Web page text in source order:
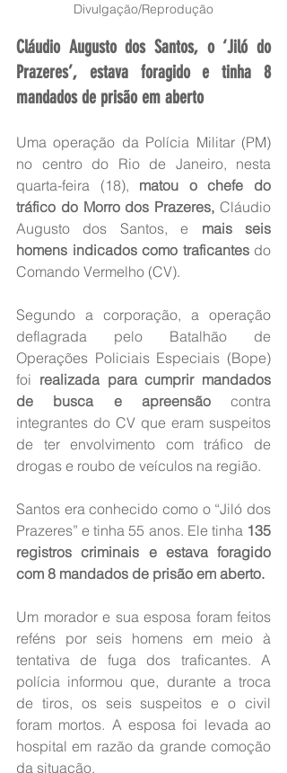
Divulgação/Reprodução
Cláudio Augusto dos Santos, o ‘Jiló do
Prazeres’, estava foragido e tinha 8
mandados de prisão em aberto
Uma operação da Polícia Militar (PM)
no centro do Rio de Janeiro, nesta
quarta-feira (18), matou o chefe do
tráfico do Morro dos Prazeres, Cláudio
Augusto dos Santos, e mais seis
homens indicados como traficantes do
Comando Vermelho (CV).
Segundo a corporação, a operação
deflagrada pelo Batalhão de
Operações Policiais Especiais (Bope)
foi realizada para cumprir mandados
de busca e apreensão contra
integrantes do CV que eram suspeitos
de ter envolvimento com tráfico de
drogas e roubo de veículos na região.
Santos era conhecido como o “Jiló dos
Prazeres” e tinha 55 anos. Ele tinha 135
registros criminais e estava foragido
com 8 mandados de prisão em aberto.
Um morador e sua esposa foram feitos
reféns por seis homens em meio à
tentativa de fuga dos traficantes. A
polícia informou que, durante a troca
de tiros, os seis suspeitos e o civil
foram mortos. A esposa foi levada ao
hospital em razão da grande comoção
da situação.